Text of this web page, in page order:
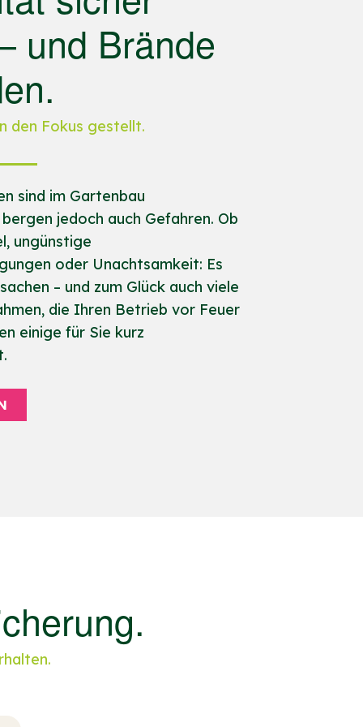
und Brände
den Fokus gestellt.
sind im Gartenbau
jedoch auch Gefahren. Ob
ungünstige
oder Unachtsamkeit: Es
– und zum Glück auch viele
die Ihren Betrieb vor Feuer
einige für Sie kurz